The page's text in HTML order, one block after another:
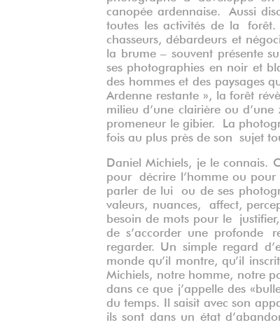
canopée ardennaise. Aussi
toutes les activités de la forêt.
chasseurs, débardeurs et
la brume – souvent présente
ses photographies en noir et
des hommes et des paysages
Ardenne restante », la forêt
milieu d’une clairière ou
promeneur le gibier. La
fois au plus près de son sujet
Daniel Michiels, je le connais.
pour décrire l’homme ou pour
parler de lui ou de ses
valeurs, nuances, affect,
besoin de mots pour le
de s’accorder une profonde
regarder. Un simple regard
monde qu’il montre, qu’il
Michiels, notre homme, notre
dans ce que j’appelle des
du temps. Il saisit avec son
ils sont dans un état